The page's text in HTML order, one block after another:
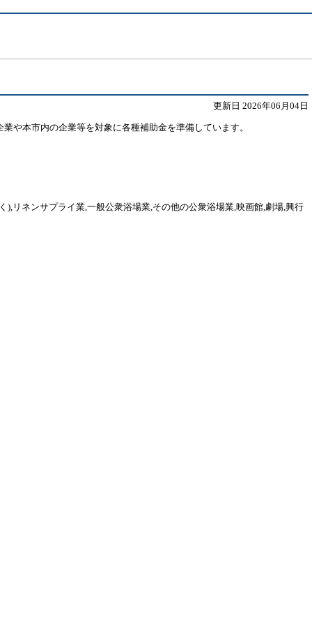
更新日 2026年06月04日
や本市内の企業等を対象に各種補助金を準備しています。
), リネンサプライ業,一般公衆浴場業,その他の公衆浴場業,映画館,劇場,興行